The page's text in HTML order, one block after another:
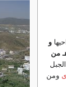
و
المرة الأولى عام 1249 هـ على يد الشريف هزاع والمرة الثانية كانت عام 1274 هـ من
ومن